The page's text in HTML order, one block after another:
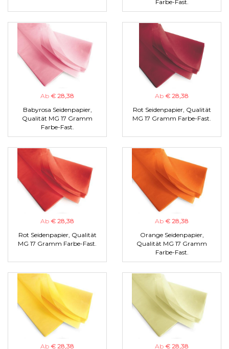
Farbe-Fast.
Ab € 28,38
Babyrosa Seidenpapier,
Qualität MG 17 Gramm
Farbe-Fast.
Ab € 28,38
Rot Seidenpapier, Qualität
MG 17 Gramm Farbe-Fast.
Ab € 28,38
Rot Seidenpapier, Qualität
MG 17 Gramm Farbe-Fast.
Ab € 28,38
Orange Seidenpapier,
Qualität MG 17 Gramm
Farbe-Fast.
Ab € 28,38
Ab € 28,38